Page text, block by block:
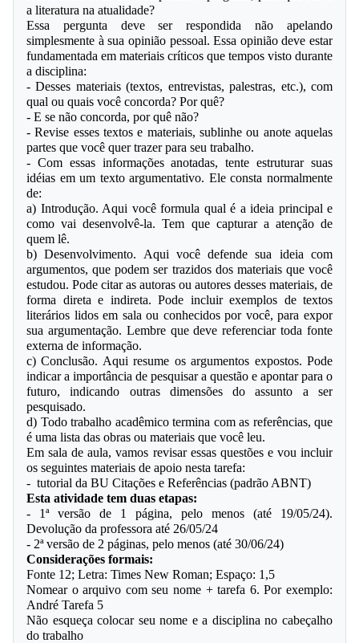
a literatura na atualidade?
Essa pergunta deve ser respondida não apelando
simplesmente à sua opinião pessoal. Essa opinião deve estar
fundamentada em materiais críticos que tempos visto durante
a disciplina:
- Desses materiais (textos, entrevistas, palestras, etc.), com
qual ou quais você concorda? Por quê?
- E se não concorda, por quê não?
- Revise esses textos e materiais, sublinhe ou anote aquelas
partes que você quer trazer para seu trabalho.
- Com essas informações anotadas, tente estruturar suas
idéias em um texto argumentativo. Ele consta normalmente
de:
a) Introdução. Aqui você formula qual é a ideia principal e
como vai desenvolvê-la. Tem que capturar a atenção de
quem lê.
b) Desenvolvimento. Aqui você defende sua ideia com
argumentos, que podem ser trazidos dos materiais que você
estudou. Pode citar as autoras ou autores desses materiais, de
forma direta e indireta. Pode incluir exemplos de textos
literários lidos em sala ou conhecidos por você, para expor
sua argumentação. Lembre que deve referenciar toda fonte
externa de informação.
c) Conclusão. Aqui resume os argumentos expostos. Pode
indicar a importância de pesquisar a questão e apontar para o
futuro, indicando outras dimensões do assunto a ser
pesquisado.
d) Todo trabalho acadêmico termina com as referências, que
é uma lista das obras ou materiais que você leu.
Em sala de aula, vamos revisar essas questões e vou incluir
os seguintes materiais de apoio nesta tarefa:
-  tutorial da BU Citações e Referências (padrão ABNT)
Esta atividade tem duas etapas:
- 1ª versão de 1 página, pelo menos (até 19/05/24).
Devolução da professora até 26/05/24
- 2ª versão de 2 páginas, pelo menos (até 30/06/24)
Considerações formais:
Fonte 12; Letra: Times New Roman; Espaço: 1,5
Nomear o arquivo com seu nome + tarefa 6. Por exemplo:
André Tarefa 5
Não esqueça colocar seu nome e a disciplina no cabeçalho
do trabalho